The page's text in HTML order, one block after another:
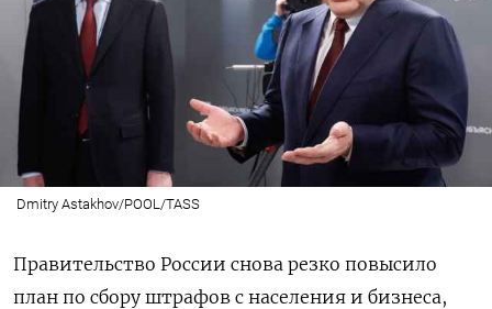
Dmitry Astakhov/POOL/TASS
Правительство России снова резко повысило
план по сбору штрафов с населения и бизнеса,